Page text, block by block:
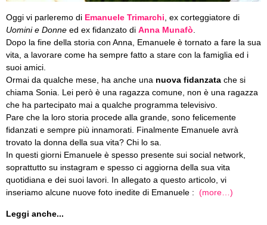
Oggi vi parleremo di Emanuele Trimarchi, ex corteggiatore di
Uomini e Donne ed ex fidanzato di Anna Munafò.
Dopo la fine della storia con Anna, Emanuele è tornato a fare la sua
vita, a lavorare come ha sempre fatto a stare con la famiglia ed i
suoi amici.
Ormai da qualche mese, ha anche una nuova fidanzata che si
chiama Sonia. Lei però è una ragazza comune, non è una ragazza
che ha partecipato mai a qualche programma televisivo.
Pare che la loro storia procede alla grande, sono felicemente
fidanzati e sempre più innamorati. Finalmente Emanuele avrà
trovato la donna della sua vita? Chi lo sa.
In questi giorni Emanuele è spesso presente sui social network,
soprattutto su instagram e spesso ci aggiorna della sua vita
quotidiana e dei suoi lavori. In allegato a questo articolo, vi
inseriamo alcune nuove foto inedite di Emanuele : (more…)
Leggi anche...